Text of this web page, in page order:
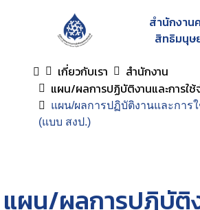
สำนักงาน
สิทธิมนุษ
เกี่ยวกับเรา
สำนักงาน
แผน/ผลการปฏิบัติงานและการใ
แผน/ผลการปฏิบัติงานและการ
(แบบ สงป.)
แผน/ผลการปฏิบัติ